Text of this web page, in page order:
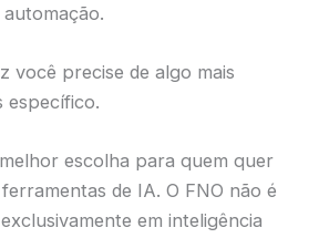
você precise de algo mais
específico.
escolha para quem quer
de IA. O FNO não é
em inteligência